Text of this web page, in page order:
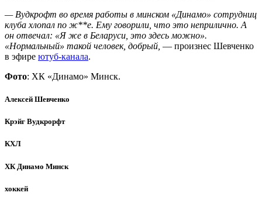
— Вудкрофт во время работы в минском «Динамо» сотрудниц
клуба хлопал по ж**е. Ему говорили, что это неприлично. А
он отвечал: «Я же в Беларуси, это здесь можно».
«Нормальный» такой человек, добрый, — произнес Шевченко
в эфире ютуб-канала.
Фото: ХК «Динамо» Минск.
Алексей Шевченко
Крэйг Вудкрорфт
КХЛ
ХК Динамо Минск
хоккей